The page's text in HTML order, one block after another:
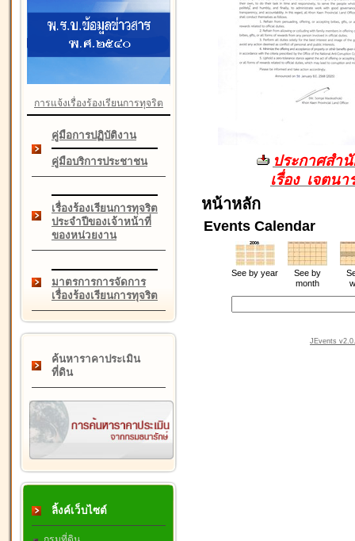
การแจ้งเรื่องร้องเรียนการทุจริต
คู่มือการปฏิบัติงาน
คู่มือบริการประชาชน
เรื่องร้องเรียนการทุจริต
ประจำปีของเจ้าหน้าที่
ของหน่วยงาน
มาตรการการจัดการ
เรื่องร้องเรียนการทุจริต
ค้นหาราคาประเมิน
ที่ดิน
ลิ้งค์เว็บไซต์
ประกาศสำ
เรื่อง เจตน
หน้าหลัก
Events Calendar
See by year
See by
month
JEvents